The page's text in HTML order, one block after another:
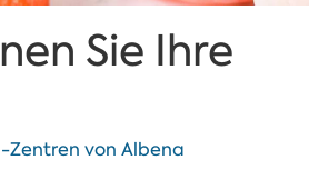
Sie Ihre
Zentren von Albena